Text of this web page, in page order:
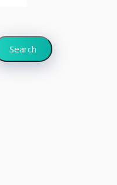
Search